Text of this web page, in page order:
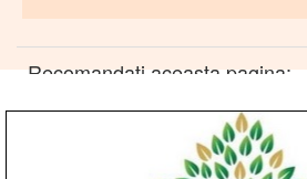
Recomandati aceasta pagina: